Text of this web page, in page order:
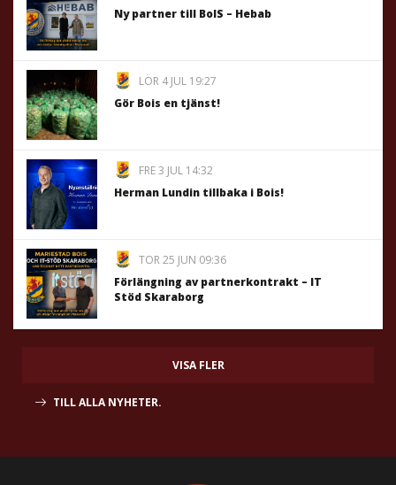
Ny partner till BoIS – Hebab
LÖR 4 JUL 19:27
Gör Bois en tjänst!
FRE 3 JUL 14:32
Herman Lundin tillbaka i Bois!
TOR 25 JUN 09:36
Förlängning av partnerkontrakt – IT
Stöd Skaraborg
VISA FLER
TILL ALLA NYHETER.